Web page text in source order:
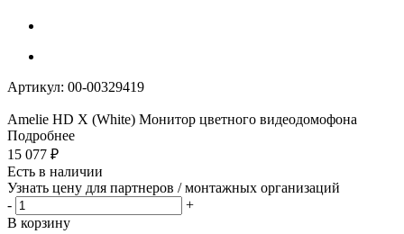
Артикул: 00-00329419
Amelie HD X (White) Монитор цветного видеодомофона
Подробнее
15 077 ₽
Есть в наличии
Узнать цену для партнеров / монтажных организаций
-
+
В корзину